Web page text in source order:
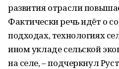
развития отрасли
Фактически речь идёт о
подходах, технологиях
ином укладе сельской
на селе, – подчеркнул